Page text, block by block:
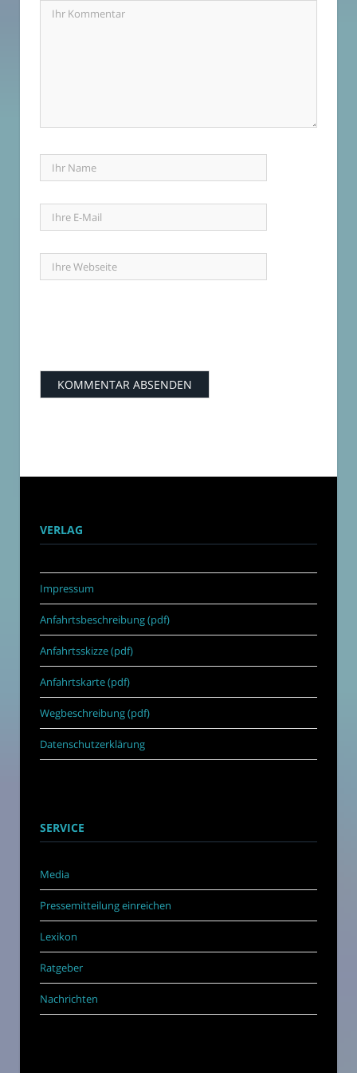
VERLAG
Impressum
Anfahrtsbeschreibung (pdf)
Anfahrtsskizze (pdf)
Anfahrtskarte (pdf)
Wegbeschreibung (pdf)
Datenschutzerklärung
SERVICE
Media
Pressemitteilung einreichen
Lexikon
Ratgeber
Nachrichten